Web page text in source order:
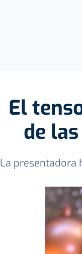
El
de
La presentadora